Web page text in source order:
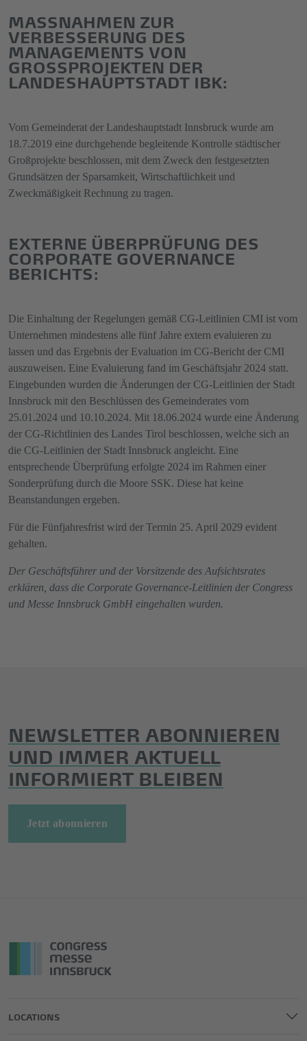
MASSNAHMEN ZUR V
ERBESSERUNG DES M
ANAGEMENTS VON G
ROSSPROJEKTEN DER LA
NDESHAUPTSTADT IBK:
Vom Gemeinderat der Landeshauptstadt Innsbruck wurde am
18.7.2019 eine durchgehende begleitende Kontrolle städtischer
Großprojekte beschlossen, mit dem Zweck den festgesetzten
Grundsätzen der Sparsamkeit, Wirtschaftlichkeit und
Zweckmäßigkeit Rechnung zu tragen.
EXTERNE ÜBERPRÜFUNG DES
CORPORATE GOVERNANCE
BERICHTS:
Die Einhaltung der Regelungen gemäß CG-Leitlinien CMI ist vom
Unternehmen mindestens alle fünf Jahre extern evaluieren zu
lassen und das Ergebnis der Evaluation im CG-Bericht der CMI
auszuweisen. Eine Evaluierung fand im Geschäftsjahr 2024 statt.
Eingebunden wurden die Änderungen der CG-Leitlinien der Stadt
Innsbruck mit den Beschlüssen des Gemeinderates vom
25.01.2024 und 10.10.2024. Mit 18.06.2024 wurde eine Änderung
der CG-Richtlinien des Landes Tirol beschlossen, welche sich an
die CG-Leitlinien der Stadt Innsbruck angleicht. Eine
entsprechende Überprüfung erfolgte 2024 im Rahmen einer
Sonderprüfung durch die Moore SSK. Diese hat keine
Beanstandungen ergeben.
Für die Fünfjahresfrist wird der Termin 25. April 2029 evident
gehalten.
Der Geschäftsführer und der Vorsitzende des Aufsichtsrates
erklären, dass die Corporate Governance-Leitlinien der Congress
und Messe Innsbruck GmbH eingehalten wurden.
NEWSLETTER ABONNIEREN
UND IMMER AKTUELL
INFORMIERT BLEIBEN
Jetzt abonnieren
LOCATIONS